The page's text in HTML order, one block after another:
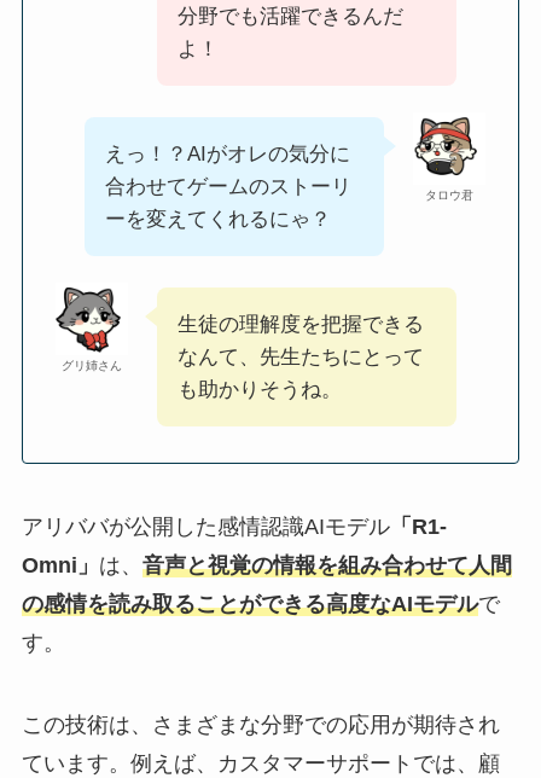
分野でも活躍できるんだ
よ！
タロウ君
えっ！？AIがオレの気分に
合わせてゲームのストーリ
ーを変えてくれるにゃ？
グリ姉さん
生徒の理解度を把握できる
なんて、先生たちにとって
も助かりそうね。
アリババが公開した感情認識AIモデル「R1-
Omni」 は、 音声と視覚の情報を組み合わせて人間
の感情を読み取ることができる高度なAIモデルで
す。
この技術は、さまざまな分野での応用が期待され
ています。例えば、カスタマーサポートでは、顧